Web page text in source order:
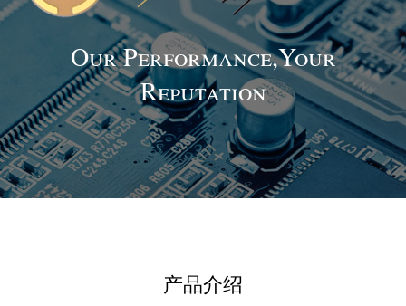
Our Performance,Your
Reputation
产品介绍